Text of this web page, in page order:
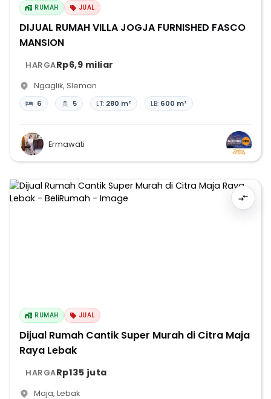
RUMAH JUAL
DIJUAL RUMAH VILLA JOGJA FURNISHED FASCO
MANSION
HARGARp6,9 miliar
Ngaglik, Sleman
6 5 LT: 280 m² LB: 600 m²
Ermawati
RUMAH JUAL
Dijual Rumah Cantik Super Murah di Citra Maja
Raya Lebak
HARGARp135 juta
Maja, Lebak